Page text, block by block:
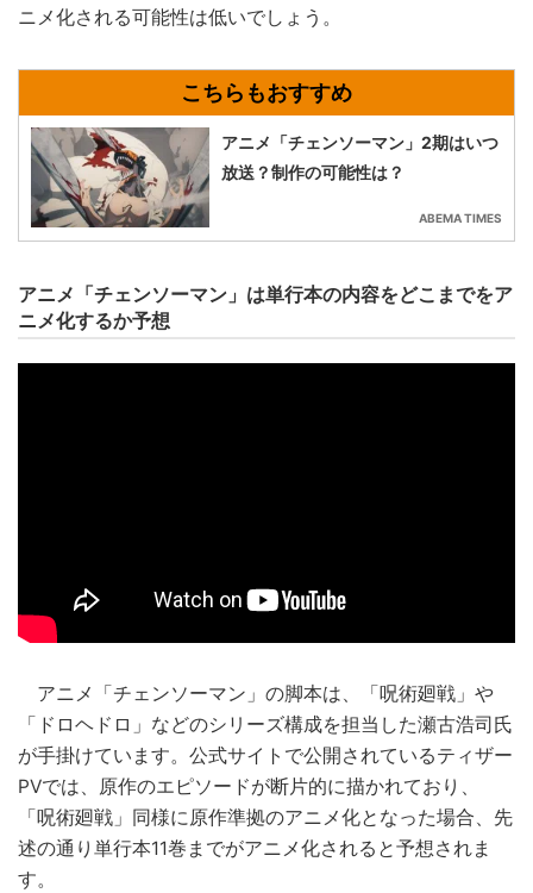
ニメ化される可能性は低いでしょう。
アニメ「チェンソーマン」2期はいつ
放送？制作の可能性は？
ABEMA TIMES
アニメ「チェンソーマン」は単行本の内容をどこまでをア
ニメ化するか予想
アニメ「チェンソーマン」の脚本は、「呪術廻戦」や
「ドロヘドロ」などのシリーズ構成を担当した瀬古浩司氏
が手掛けています。公式サイトで公開されているティザー
PVでは、原作のエピソードが断片的に描かれており、
「呪術廻戦」同様に原作準拠のアニメ化となった場合、先
述の通り単行本11巻までがアニメ化されると予想されま
す。